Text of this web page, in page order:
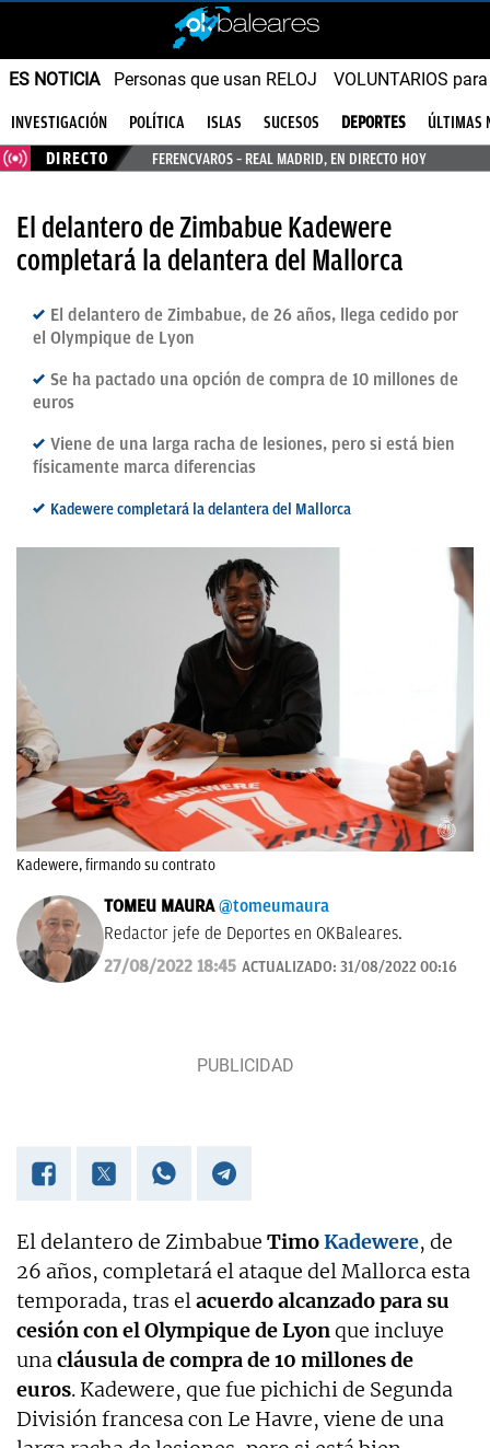
ES NOTICIA Personas que usan RELOJ VOLUNTARIOS
INVESTIGACIÓN POLÍTICA ISLAS SUCESOS DEPORTES
ÚLTIMAS
DIRECTO
FERENCVAROS – REAL MADRID, EN DIRECTO HOY
El delantero de Zimbabue Kadewere
completará la delantera del Mallorca
El delantero de Zimbabue, de 26 años, llega cedido por
el Olympique de Lyon
Se ha pactado una opción de compra de 10 millones de
euros
Viene de una larga racha de lesiones, pero si está bien
físicamente marca diferencias
Kadewere completará la delantera del Mallorca
Kadewere, firmando su contrato
TOMEU MAURA @tomeumaura
Redactor jefe de Deportes en OKBaleares.
27/08/2022 18:45 ACTUALIZADO: 31/08/2022 00:16
El delantero de Zimbabue TimoKadewere, de
26 años, completará el ataque del Mallorca esta
temporada, tras elacuerdo alcanzado para su
cesión con el Olympique de Lyonque incluye
unacláusula de compra de 10 millones de
euros. Kadewere, que fue pichichi de Segunda
División francesa con Le Havre, viene de una